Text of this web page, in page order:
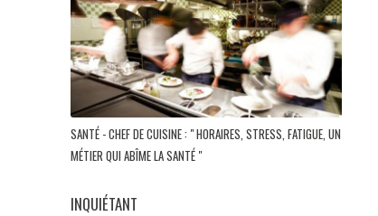
SANTÉ - CHEF DE CUISINE : " HORAIRES, STRESS, FATIGUE, UN
MÉTIER QUI ABÎME LA SANTÉ "
INQUIÉTANT